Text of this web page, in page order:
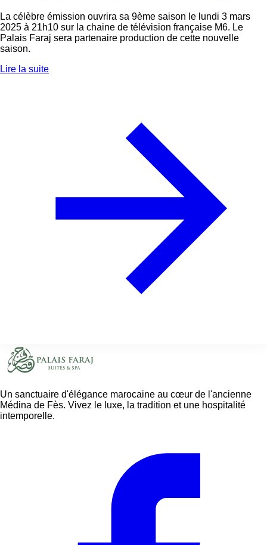
La célèbre émission ouvrira sa 9ème saison le lundi 3 mars
2025 à 21h10 sur la chaine de télévision française M6. Le
Palais Faraj sera partenaire production de cette nouvelle
saison.
Lire la suite
Un sanctuaire d'élégance marocaine au cœur de l'ancienne
Médina de Fès. Vivez le luxe, la tradition et une hospitalité
intemporelle.